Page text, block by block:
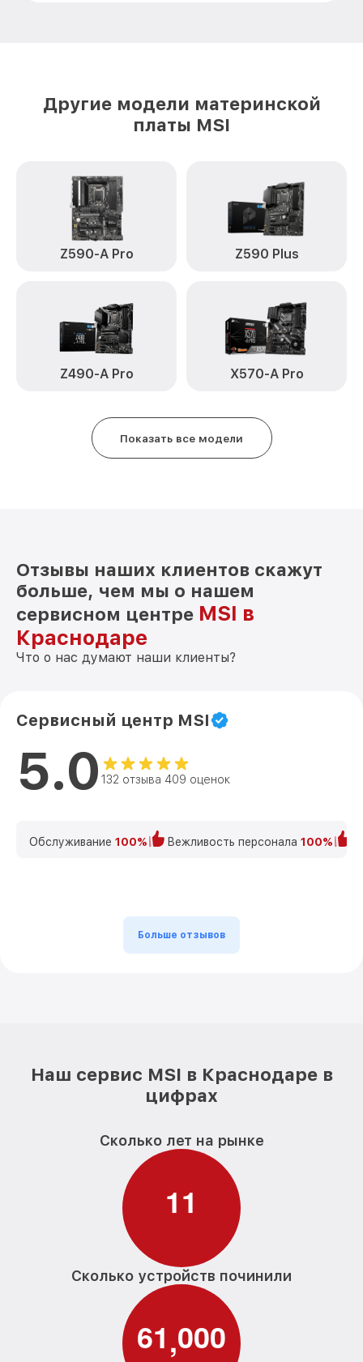
Другие модели материнской
платы MSI
Z590-A Pro Z590 Plus
Z490-A Pro X570-A Pro
Показать все модели
Отзывы наших клиентов скажут
больше, чем мы о нашем
сервисном центре MSI в
Краснодаре
Что о нас думают наши клиенты?
Сервисный центр MSI
5.0 132 отзыва 409 оценок
Обслуживание 100% Вежливость персонала 100%
Больше отзывов
Наш сервис MSI в Краснодаре в
цифрах
Сколько лет на рынке
11
Сколько устройств починили
61,000